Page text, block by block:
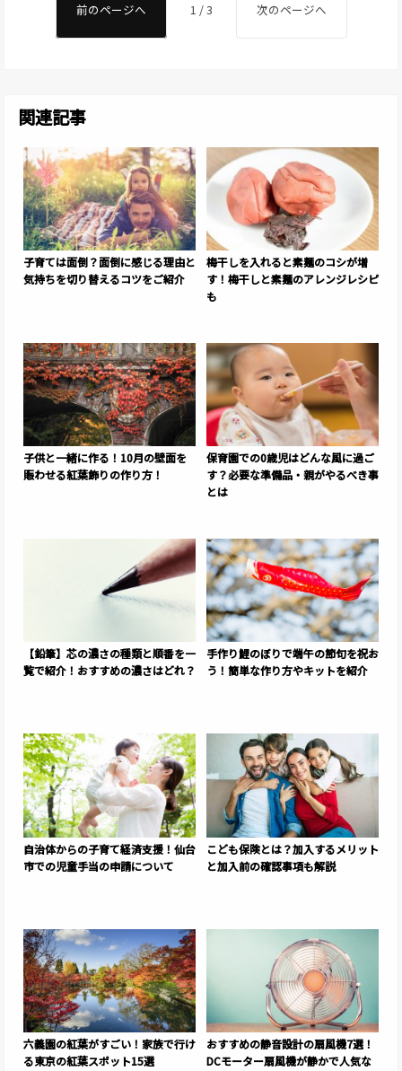
前のページへ 1 / 3 次のページへ
関連記事
子育ては面倒？面倒に感じる理由と
気持ちを切り替えるコツをご紹介
梅干しを入れると素麺のコシが増
す！梅干しと素麺のアレンジレシピ
も
子供と一緒に作る！10月の壁面を
賑わせる紅葉飾りの作り方！
保育園での0歳児はどんな風に過ご
す？必要な準備品・親がやるべき事
とは
【鉛筆】芯の濃さの種類と順番を一
覧で紹介！おすすめの濃さはどれ？
手作り鯉のぼりで端午の節句を祝お
う！簡単な作り方やキットを紹介
自治体からの子育て経済支援！仙台
市での児童手当の申請について
こども保険とは？加入するメリット
と加入前の確認事項も解説
六義園の紅葉がすごい！家族で行け
る東京の紅葉スポット15選
おすすめの静音設計の扇風機7選！
DCモーター扇風機が静かで人気な